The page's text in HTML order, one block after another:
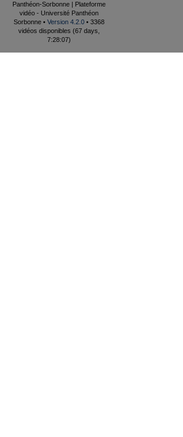
Panthéon-Sorbonne | Plateforme
vidéo - Université Panthéon
Sorbonne • Version 4.2.0 • 3368
vidéos disponibles (67 days,
7:28:07)